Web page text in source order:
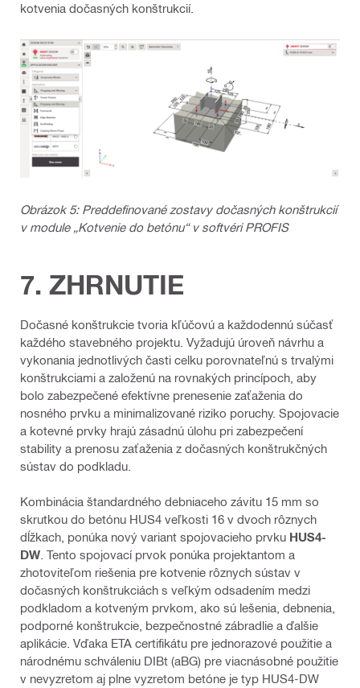
kotvenia dočasných konštrukcií.
Obrázok 5: Preddefinované zostavy dočasných konštrukcií
v module „Kotvenie do betónu“ v softvéri PROFIS
7. ZHRNUTIE
Dočasné konštrukcie tvoria kľúčovú a každodennú súčasť
každého stavebného projektu. Vyžadujú úroveň návrhu a
vykonania jednotlivých časti celku porovnateľnú s trvalými
konštrukciami a založenú na rovnakých princípoch, aby
bolo zabezpečené efektívne prenesenie zaťaženia do
nosného prvku a minimalizované riziko poruchy. Spojovacie
a kotevné prvky hrajú zásadnú úlohu pri zabezpečení
stability a prenosu zaťaženia z dočasných konštrukčných
sústav do podkladu.
Kombinácia štandardného debniaceho závitu 15 mm so
skrutkou do betónu HUS4 veľkosti 16 v dvoch rôznych
dĺžkach, ponúka nový variant spojovacieho prvku HUS4-
DW . Tento spojovací prvok ponúka projektantom a
zhotoviteľom riešenia pre kotvenie rôznych sústav v
dočasných konštrukciách s veľkým odsadením medzi
podkladom a kotveným prvkom, ako sú lešenia, debnenia,
podporné konštrukcie, bezpečnostné zábradlie a ďalšie
aplikácie. Vďaka ETA certifikátu pre jednorazové použitie a
národnému schváleniu DIBt (aBG) pre viacnásobné použitie
v nevyzretom aj plne vyzretom betóne je typ HUS4-DW